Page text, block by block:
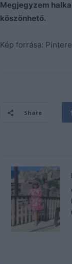
Megjegyzem
köszönhető.
Kép forrása:
Share